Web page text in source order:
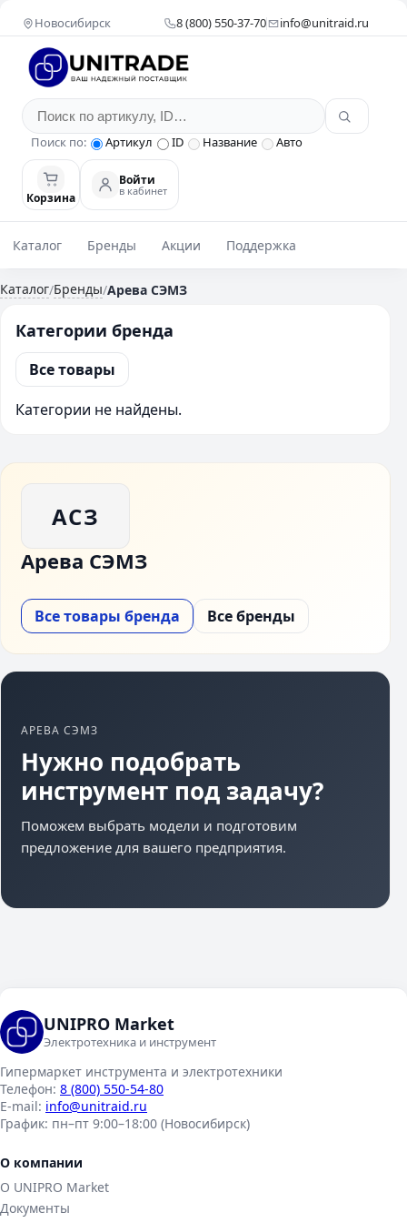
Новосибирск 8 (800) 550-37-70 info@unitraid.ru
Поиск по: Артикул ID Название Авто
Корзина
Войти
в кабинет
Каталог Бренды Акции Поддержка
Каталог/Бренды/Арева СЭМЗ
Категории бренда
Все товары
Категории не найдены.
АСЗ
Арева СЭМЗ
Все товары бренда Все бренды
АРЕВА СЭМЗ
Нужно подобрать
инструмент под задачу?
Поможем выбрать модели и подготовим
предложение для вашего предприятия.
UNIPRO Market
Электротехника и инструмент
Гипермаркет инструмента и электротехники
Телефон: 8 (800) 550-54-80
E-mail: info@unitraid.ru
График: пн–пт 9:00–18:00 (Новосибирск)
О компании
О UNIPRO Market
Документы